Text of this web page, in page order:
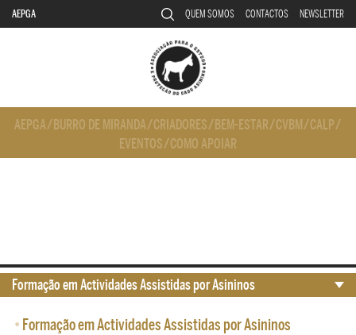
AEPGA QUEM SOMOS CONTACTOS NEWSLETTER
AEPGA/ BURRO DE MIRANDA/CRIADORES/ BEM-ESTAR/CVBM/CALP/
EVENTOS/COMO APOIAR
• Formação em Actividades Assistidas por Asininos
Formação em Actividades Assistidas por Asininos